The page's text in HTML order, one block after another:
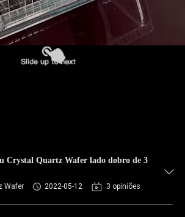
Crystal Quartz Wafer lado dobro de 3
Wafer 2022-05-12 3 opiniões